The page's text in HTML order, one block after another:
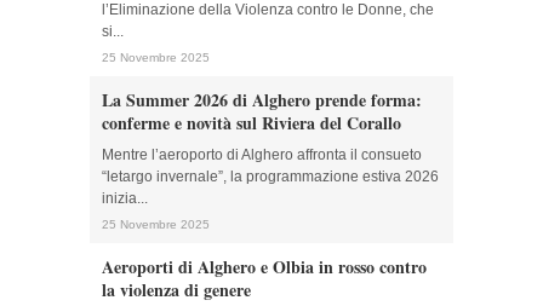
l’Eliminazione della Violenza contro le Donne, che
si...
25 Novembre 2025
La Summer 2026 di Alghero prende forma:
conferme e novità sul Riviera del Corallo
Mentre l’aeroporto di Alghero affronta il consueto
“letargo invernale”, la programmazione estiva 2026
inizia...
25 Novembre 2025
Aeroporti di Alghero e Olbia in rosso contro
la violenza di genere